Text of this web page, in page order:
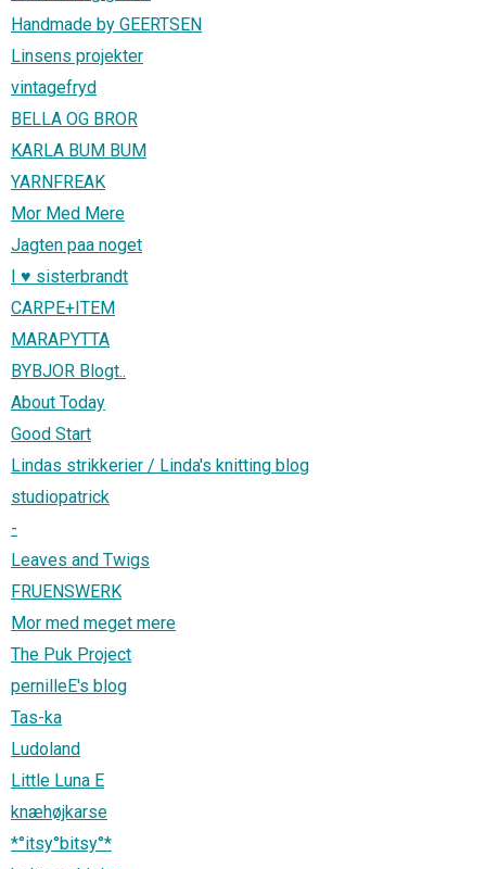
Handmade by GEERTSEN
Linsens projekter
vintagefryd
BELLA OG BROR
KARLA BUM BUM
YARNFREAK
Mor Med Mere
Jagten paa noget
I ♥ sisterbrandt
CARPE+ITEM
MARAPYTTA
BYBJOR Blogt..
About Today
Good Start
Lindas strikkerier / Linda's knitting blog
studiopatrick
-
Leaves and Twigs
FRUENSWERK
Mor med meget mere
The Puk Project
pernilleE's blog
Tas-ka
Ludoland
Little Luna E
knæhøjkarse
*°itsy°bitsy°*